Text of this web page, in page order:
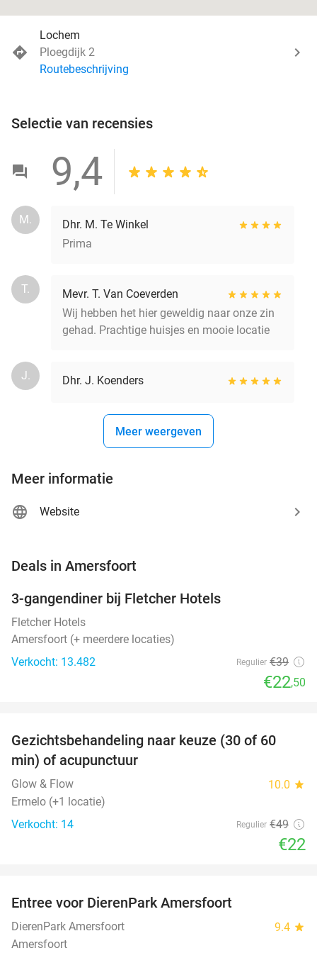
Lochem
Ploegdijk 2
Routebeschrijving
Selectie van recensies
9,4
M.
Dhr. M. Te Winkel
Prima
T.
Mevr. T. Van Coeverden
Wij hebben het hier geweldig naar onze zin
gehad. Prachtige huisjes en mooie locatie
J. Dhr. J. Koenders
Meer weergeven
Meer informatie
Website
Deals in Amersfoort
3-gangendiner bij Fletcher Hotels
Fletcher Hotels
Amersfoort (+ meerdere locaties)
Verkocht: 13.482
Regulier €39
€22,50
55%
TODAY
Gezichtsbehandeling naar keuze (30 of 60
min) of acupunctuur
Glow & Flow 10.0 star
Ermelo (+1 locatie)
Verkocht: 14
Regulier €49
€22
Entree voor DierenPark Amersfoort
DierenPark Amersfoort 9.4 star
Amersfoort